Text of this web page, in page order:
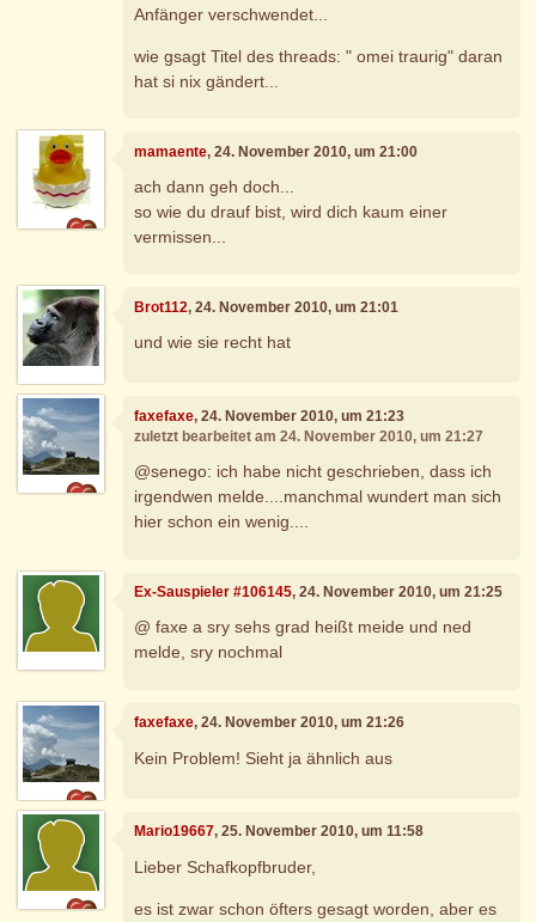
Anfänger verschwendet...
wie gsagt Titel des threads: " omei traurig" daran
hat si nix gändert...
mamaente, 24. November 2010, um 21:00
ach dann geh doch...
so wie du drauf bist, wird dich kaum einer
vermissen...
Brot112, 24. November 2010, um 21:01
und wie sie recht hat
faxefaxe, 24. November 2010, um 21:23
zuletzt bearbeitet am 24. November 2010, um 21:27
@senego: ich habe nicht geschrieben, dass ich
irgendwen melde....manchmal wundert man sich
hier schon ein wenig....
Ex-Sauspieler #106145, 24. November 2010, um 21:25
@ faxe a sry sehs grad heißt meide und ned
melde, sry nochmal
faxefaxe, 24. November 2010, um 21:26
Kein Problem! Sieht ja ähnlich aus
Mario19667, 25. November 2010, um 11:58
Lieber Schafkopfbruder,
es ist zwar schon öfters gesagt worden, aber es